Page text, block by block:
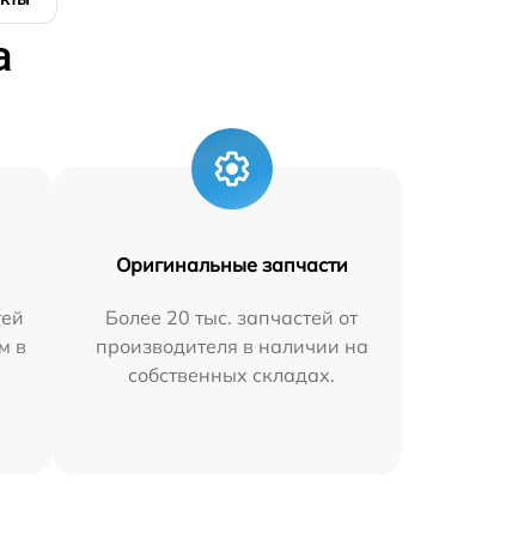
в
Оригинальные запчасти
Более 20 тыс. запчастей от
производителя в наличии на
собственных складах.